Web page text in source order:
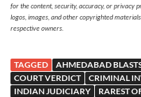
for the content, security, accuracy, or privacy
logos, images, and other copyrighted
respective owners.
TAGGED AHMEDABAD
COURT VERDICT
CRIMINAL
INDIAN JUDICIARY
RAREST